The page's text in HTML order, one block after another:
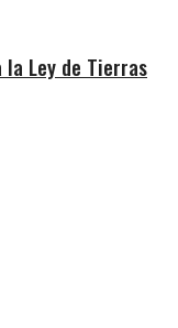
la Ley de Tierras